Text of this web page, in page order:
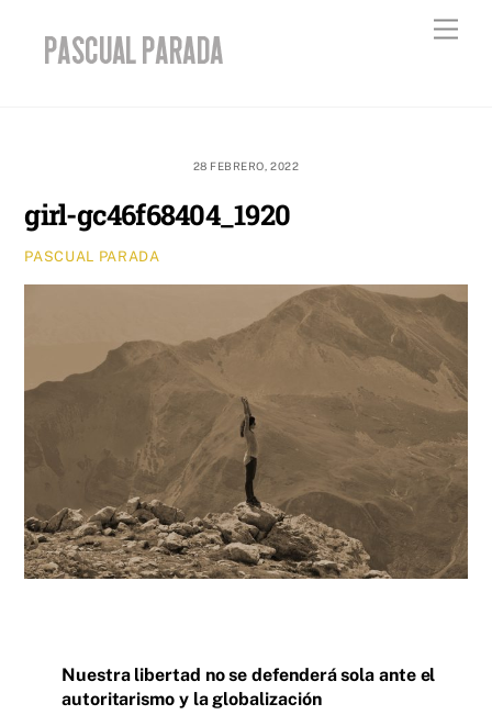
content
28 FEBRERO, 2022
girl-gc46f68404_1920
PASCUAL PARADA
Nuestra libertad no se defenderá sola ante el
autoritarismo y la globalización